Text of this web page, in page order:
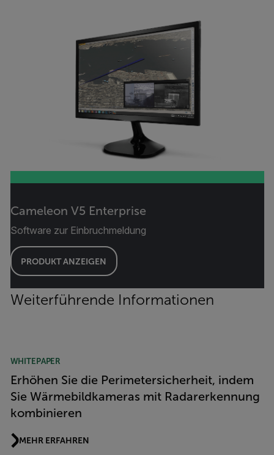
Cameleon V5 Enterprise
Software zur Einbruchmeldung
PRODUKT ANZEIGEN
Weiterführende Informationen
WHITEPAPER
Erhöhen Sie die Perimetersicherheit, indem
Sie Wärmebildkameras mit Radarerkennung
kombinieren
MEHR ERFAHREN